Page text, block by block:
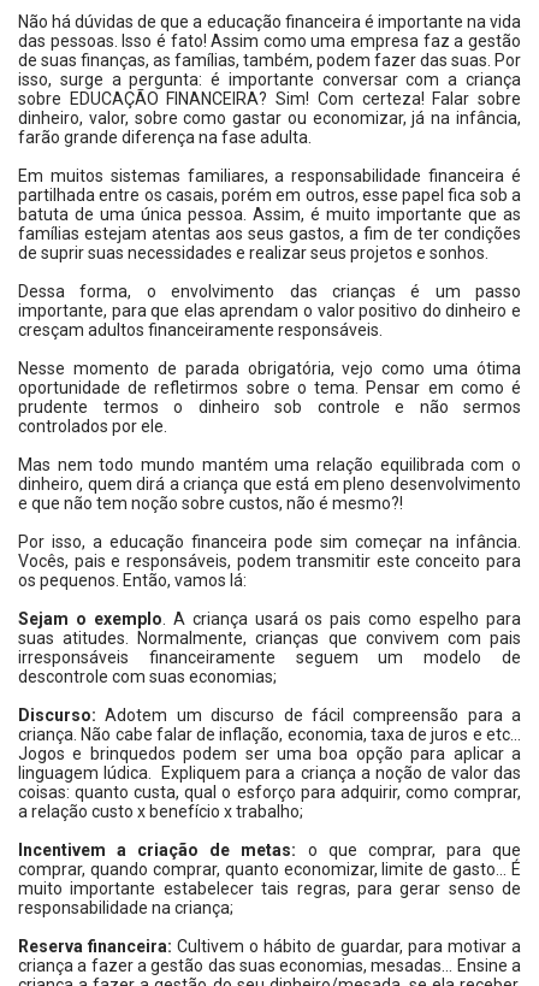
Não há dúvidas de que a educação financeira é importante na vida
das pessoas. Isso é fato! Assim como uma empresa faz a gestão
de suas finanças, as famílias, também, podem fazer das suas. Por
isso, surge a pergunta: é importante conversar com a criança
sobre EDUCAÇÃO FINANCEIRA? Sim! Com certeza! Falar sobre
dinheiro, valor, sobre como gastar ou economizar, já na infância,
farão grande diferença na fase adulta.
Em muitos sistemas familiares, a responsabilidade financeira é
partilhada entre os casais, porém em outros, esse papel fica sob a
batuta de uma única pessoa. Assim, é muito importante que as
famílias estejam atentas aos seus gastos, a fim de ter condições
de suprir suas necessidades e realizar seus projetos e sonhos.
Dessa forma, o envolvimento das crianças é um passo
importante, para que elas aprendam o valor positivo do dinheiro e
cresçam adultos financeiramente responsáveis.
Nesse momento de parada obrigatória, vejo como uma ótima
oportunidade de refletirmos sobre o tema. Pensar em como é
prudente termos o dinheiro sob controle e não sermos
controlados por ele.
Mas nem todo mundo mantém uma relação equilibrada com o
dinheiro, quem dirá a criança que está em pleno desenvolvimento
e que não tem noção sobre custos, não é mesmo?!
Por isso, a educação financeira pode sim começar na infância.
Vocês, pais e responsáveis, podem transmitir este conceito para
os pequenos. Então, vamos lá:
Sejam o exemplo. A criança usará os pais como espelho para
suas atitudes. Normalmente, crianças que convivem com pais
irresponsáveis financeiramente seguem um modelo de
descontrole com suas economias;
Discurso: Adotem um discurso de fácil compreensão para a
criança. Não cabe falar de inflação, economia, taxa de juros e etc...
Jogos e brinquedos podem ser uma boa opção para aplicar a
linguagem lúdica. Expliquem para a criança a noção de valor das
coisas: quanto custa, qual o esforço para adquirir, como comprar,
a relação custo x benefício x trabalho;
Incentivem a criação de metas: o que comprar, para que
comprar, quando comprar, quanto economizar, limite de gasto... É
muito importante estabelecer tais regras, para gerar senso de
responsabilidade na criança;
Reserva financeira: Cultivem o hábito de guardar, para motivar a
criança a fazer a gestão das suas economias, mesadas... Ensine a